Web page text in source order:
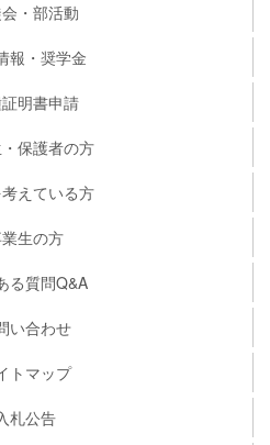
・部活動
報・奨学金
明書申請
保護者の方
えている方
生の方
る質問Q&A
い合わせ
トマップ
札公告